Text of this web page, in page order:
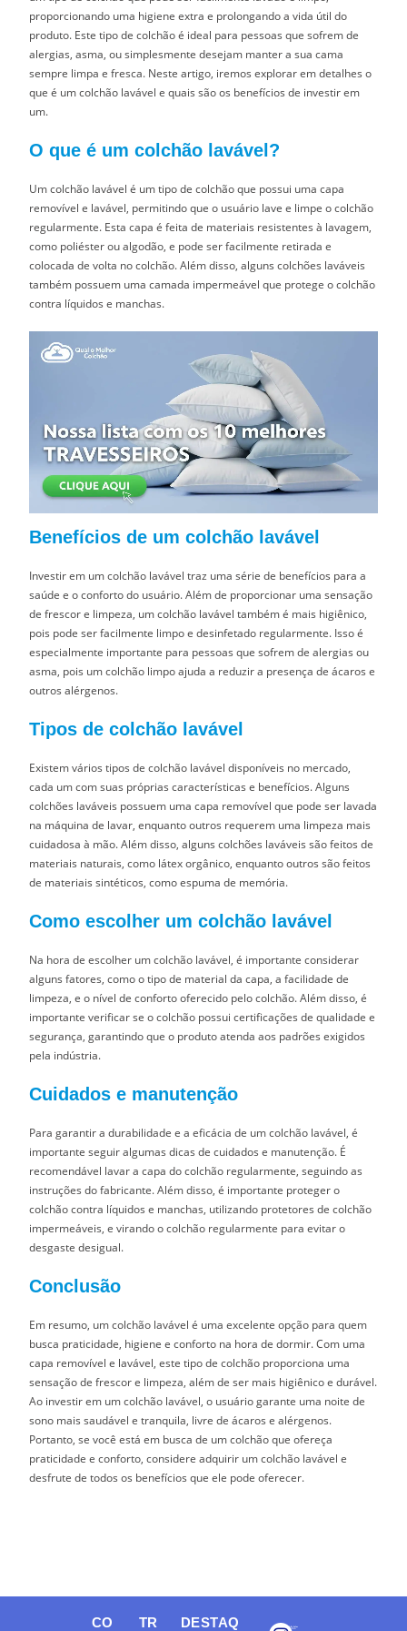
proporcionando uma higiene extra e prolongando a vida útil do
produto. Este tipo de colchão é ideal para pessoas que sofrem de
alergias, asma, ou simplesmente desejam manter a sua cama
sempre limpa e fresca. Neste artigo, iremos explorar em detalhes o
que é um colchão lavável e quais são os benefícios de investir em
um.
O que é um colchão lavável?
Um colchão lavável é um tipo de colchão que possui uma capa
removível e lavável, permitindo que o usuário lave e limpe o colchão
regularmente. Esta capa é feita de materiais resistentes à lavagem,
como poliéster ou algodão, e pode ser facilmente retirada e
colocada de volta no colchão. Além disso, alguns colchões laváveis
também possuem uma camada impermeável que protege o colchão
contra líquidos e manchas.
Benefícios de um colchão lavável
Investir em um colchão lavável traz uma série de benefícios para a
saúde e o conforto do usuário. Além de proporcionar uma sensação
de frescor e limpeza, um colchão lavável também é mais higiênico,
pois pode ser facilmente limpo e desinfetado regularmente. Isso é
especialmente importante para pessoas que sofrem de alergias ou
asma, pois um colchão limpo ajuda a reduzir a presença de ácaros e
outros alérgenos.
Tipos de colchão lavável
Existem vários tipos de colchão lavável disponíveis no mercado,
cada um com suas próprias características e benefícios. Alguns
colchões laváveis possuem uma capa removível que pode ser lavada
na máquina de lavar, enquanto outros requerem uma limpeza mais
cuidadosa à mão. Além disso, alguns colchões laváveis são feitos de
materiais naturais, como látex orgânico, enquanto outros são feitos
de materiais sintéticos, como espuma de memória.
Como escolher um colchão lavável
Na hora de escolher um colchão lavável, é importante considerar
alguns fatores, como o tipo de material da capa, a facilidade de
limpeza, e o nível de conforto oferecido pelo colchão. Além disso, é
importante verificar se o colchão possui certificações de qualidade e
segurança, garantindo que o produto atenda aos padrões exigidos
pela indústria.
Cuidados e manutenção
Para garantir a durabilidade e a eficácia de um colchão lavável, é
importante seguir algumas dicas de cuidados e manutenção. É
recomendável lavar a capa do colchão regularmente, seguindo as
instruções do fabricante. Além disso, é importante proteger o
colchão contra líquidos e manchas, utilizando protetores de colchão
impermeáveis, e virando o colchão regularmente para evitar o
desgaste desigual.
Conclusão
Em resumo, um colchão lavável é uma excelente opção para quem
busca praticidade, higiene e conforto na hora de dormir. Com uma
capa removível e lavável, este tipo de colchão proporciona uma
sensação de frescor e limpeza, além de ser mais higiênico e durável.
Ao investir em um colchão lavável, o usuário garante uma noite de
sono mais saudável e tranquila, livre de ácaros e alérgenos.
Portanto, se você está em busca de um colchão que ofereça
praticidade e conforto, considere adquirir um colchão lavável e
desfrute de todos os benefícios que ele pode oferecer.
CO
TR
DESTAQ